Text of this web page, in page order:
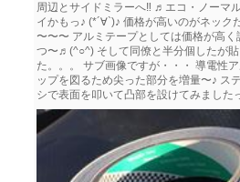
周辺とサイドミラーへ‼︎ ♬エコ・ノーマ
イかもっ♪ (*´∀`)♪ 価格が高いのがネッ
〜〜〜 アルミテープとしては価格が高
つ〜♬(^○^) そして同僚と半分個したが
た。。。 サブ画像ですが・・・ 導電性
ップを図るため尖った部分を増量〜♪
シで表面を叩いて凸部を設けてみました